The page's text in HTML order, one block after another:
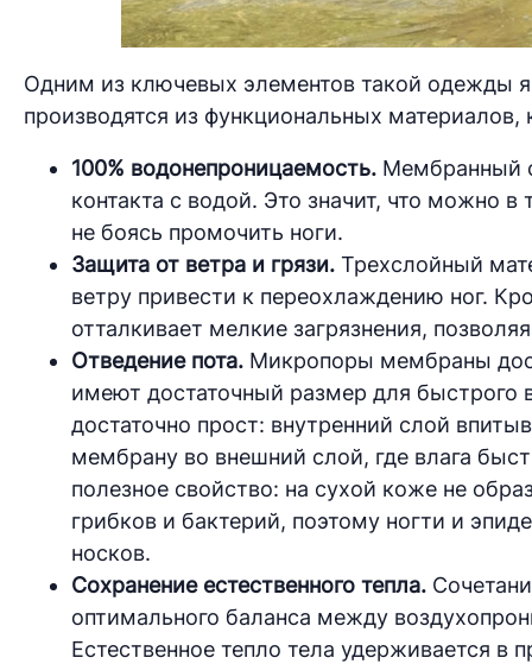
Одним из ключевых элементов такой одежды
производятся из функциональных
100% водонепроницаемость. Мембранный
контакта с водой. Это значит, что можно
не боясь промочить ноги.
Защита от ветра и грязи. Трехслойный
ветру привести к переохлаждению ног.
отталкивает мелкие загрязнения,
Отведение пота. Микропоры мембраны
имеют достаточный размер для быстрого
достаточно прост: внутренний слой
мембрану во внешний слой, где влага
полезное свойство: на сухой коже не
грибков и бактерий, поэтому ногти и
носков.
Сохранение естественного тепла.
оптимального баланса между
Естественное тепло тела удерживается